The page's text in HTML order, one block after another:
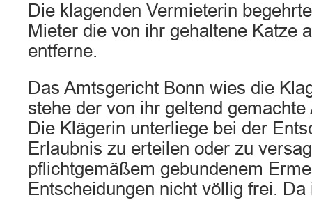
Die klagenden Vermieterin
Mieter die von ihr gehaltene Katze
entferne.
Das Amtsgericht Bonn wies die
stehe der von ihr geltend
Die Klägerin unterliege bei der
Erlaubnis zu erteilen oder zu
pflichtgemäßem gebundenem
Entscheidungen nicht völlig frei.